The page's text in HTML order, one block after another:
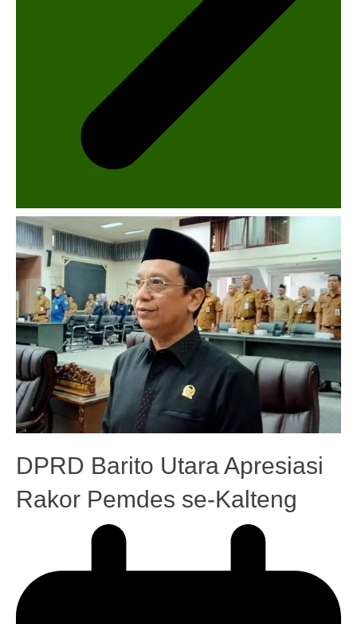
DPRD Barito Utara Apresiasi
Rakor Pemdes se-Kalteng